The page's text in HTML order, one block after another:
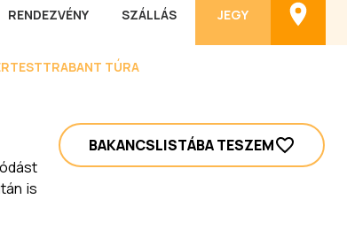
RENDEZVÉNY SZÁLLÁS JEGY
TRABANT TÚRA
is
BAKANCSLISTÁBA TESZEM